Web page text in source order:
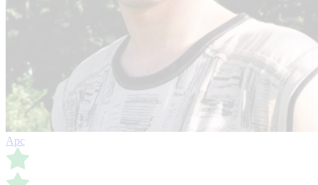
Арс